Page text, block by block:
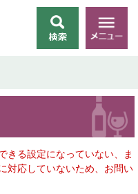
索
メ
ニ
きる設定になっていない、ま
対応していないため、お問い